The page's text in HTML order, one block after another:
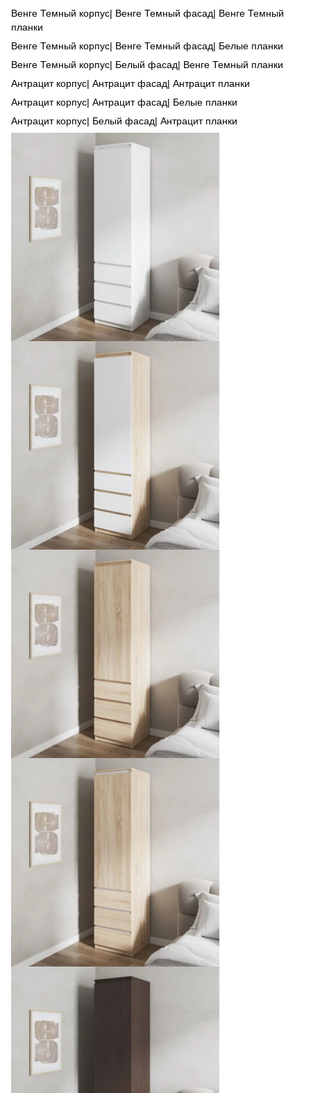
Венге Темный корпус| Венге Темный фасад| Венге Темный
планки
Венге Темный корпус| Венге Темный фасад| Белые планки
Венге Темный корпус| Белый фасад| Венге Темный планки
Антрацит корпус| Антрацит фасад| Антрацит планки
Антрацит корпус| Антрацит фасад| Белые планки
Антрацит корпус| Белый фасад| Антрацит планки